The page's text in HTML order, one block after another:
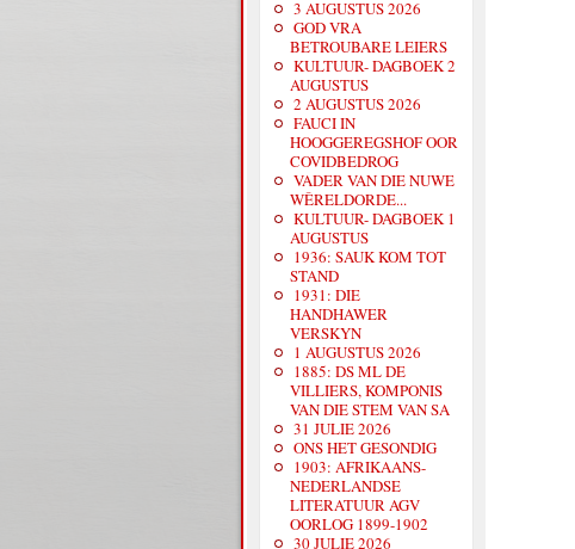
3 AUGUSTUS 2026
GOD VRA
BETROUBARE LEIERS
KULTUUR- DAGBOEK 2
AUGUSTUS
2 AUGUSTUS 2026
FAUCI IN
HOOGGEREGSHOF OOR
COVIDBEDROG
VADER VAN DIE NUWE
WÊRELDORDE...
KULTUUR- DAGBOEK 1
AUGUSTUS
1936: SAUK KOM TOT
STAND
1931: DIE
HANDHAWER
VERSKYN
1 AUGUSTUS 2026
1885: DS ML DE
VILLIERS, KOMPONIS
VAN DIE STEM VAN SA
31 JULIE 2026
ONS HET GESONDIG
1903: AFRIKAANS-
NEDERLANDSE
LITERATUUR AGV
OORLOG 1899-1902
30 JULIE 2026